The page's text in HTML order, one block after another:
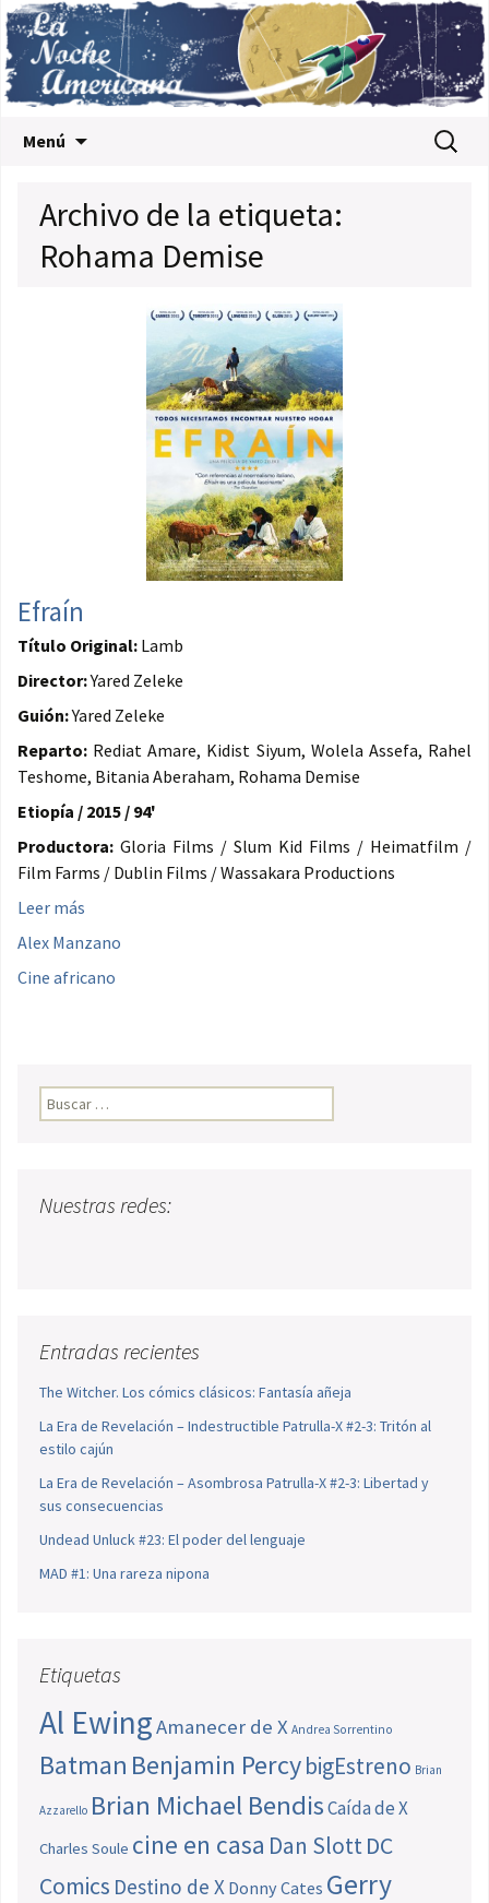
Menú Buscar:
Archivo de la etiqueta:
Rohama Demise
Efraín
Título Original: Lamb
Director:Yared Zeleke
Guión:Yared Zeleke
Reparto: Rediat Amare, Kidist Siyum, Wolela Assefa, Rahel
Teshome, Bitania Aberaham, Rohama Demise
Etiopía / 2015 / 94'
Productora: Gloria Films / Slum Kid Films / Heimatfilm /
Film Farms / Dublin Films / Wassakara Productions
Leer más
Alex Manzano
Cine africano
Buscar:
Nuestras redes:
Entradas recientes
The Witcher. Los cómics clásicos: Fantasía añeja
La Era de Revelación – Indestructible Patrulla-X #2-3: Tritón al
estilo cajún
La Era de Revelación – Asombrosa Patrulla-X #2-3: Libertad y
sus consecuencias
Undead Unluck #23: El poder del lenguaje
MAD #1: Una rareza nipona
Etiquetas
Al EwingAmanecer de X Andrea Sorrentino
Batman Benjamin PercybigEstreno Brian
Azzarello Brian Michael BendisCaída de X
Charles Soule cine en casa Dan SlottDC
Comics Destino de X Donny Cates Gerry